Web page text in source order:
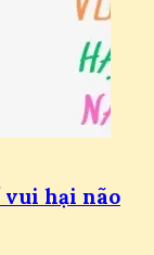
vui hại não